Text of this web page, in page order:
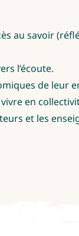
au savoir
l’écoute.
de leur
en
et les